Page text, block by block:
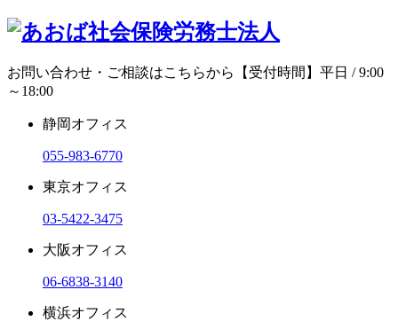
お問い合わせ・ご相談はこちらから
【受付時間】平日 / 9:00
～18:00
静岡オフィス
055-983-6770
東京オフィス
03-5422-3475
大阪オフィス
06-6838-3140
横浜オフィス